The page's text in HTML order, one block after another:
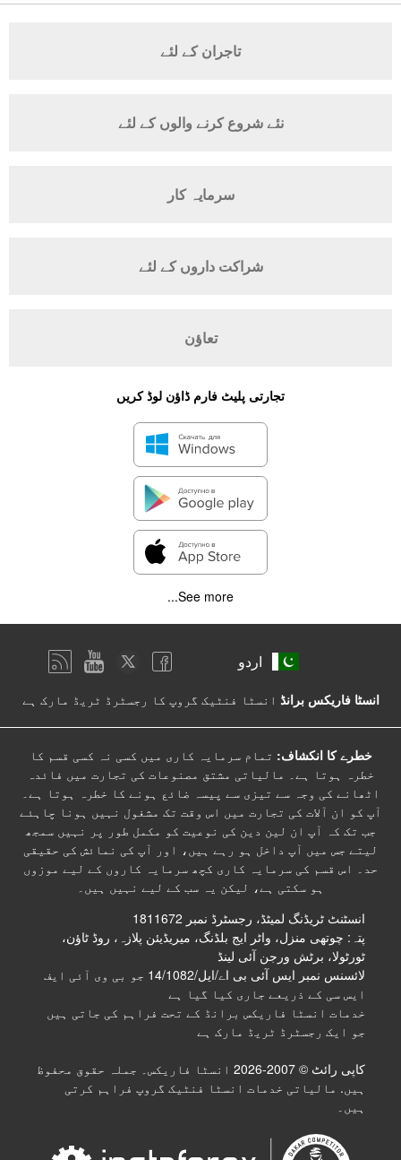
تاجران کے لئے
نئے شروع کرنے والوں کے لئے
سرمایہ کار
شراکت داروں کے لئے
تعاؤن
تجارتی پلیٹ فارم ڈاؤن لوڈ کریں
See more...
اردو
انسٹا فاریکس برانڈ انسٹا فنٹیک گروپ کا رجسٹرڈ ٹریڈ مارک ہے
خطرے کا انکشاف: تمام سرمایہ کاری میں کسی نہ کسی قسم کا
خطرہ ہوتا ہے۔ مالیاتی مشتق مصنوعات کی تجارت میں فائدہ
اٹھانے کی وجہ سے تیزی سے پیسہ ضائع ہونے کا خطرہ ہوتا ہے۔
آپ کو ان آلات کی تجارت میں اس وقت تک مشغول نہیں ہونا چاہئے
جب تک کہ آپ ان لین دین کی نوعیت کو مکمل طور پر نہیں سمجھ
لیتے جس میں آپ داخل ہو رہے ہیں، اور آپ کی نمائش کی حقیقی
حد۔ اس قسم کی سرمایہ کاری کچھ سرمایہ کاروں کے لیے موزوں
ہو سکتی ہے، لیکن یہ سب کے لیے نہیں ہیں۔
انسٹنٹ ٹریڈنگ لمیٹڈ، رجسٹرڈ نمبر 1811672
پتہ: چوتھی منزل، واٹر ایج بلڈنگ، میریڈیئن پلازہ، روڈ ٹاؤن،
ٹورٹولا، برٹش ورجن آئی لینڈ
لائسنس نمبر ایس آئی بی اے/ایل/14/1082 جو بی وی آئی ایف
ایس سی کے ذریعے جاری کیا گیا ہے
خدمات انسٹا فاریکس برانڈ کے تحت فراہم کی جاتی ہیں
جو ایک رجسٹرڈ ٹریڈ مارک ہے
کاپی رائٹ © 2007-2026 انسٹا فاریکس۔ جملہ حقوق محفوظ
ہیں. مالیاتی خدمات انسٹا فنٹیک گروپ فراہم کرتی
ہیں۔